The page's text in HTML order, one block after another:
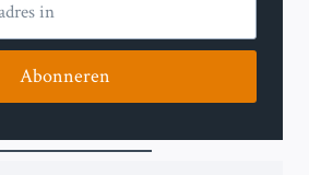
Abonneren